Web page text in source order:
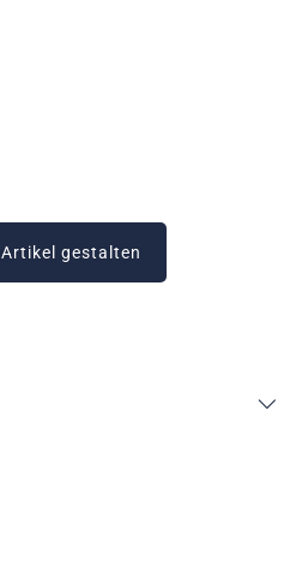
Artikel gestalten